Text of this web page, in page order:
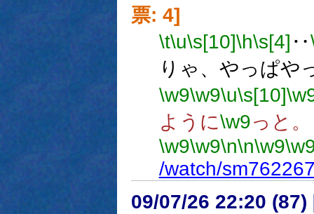
票: 4]
\t\u\s[10]\h\s[4] ‥
りゃ、やっぱや
\w9\w9\u\s[10]
ように\w9っと。
\w9\w9\n\n\w9
/watch/
09/07/26 22:20 (87)